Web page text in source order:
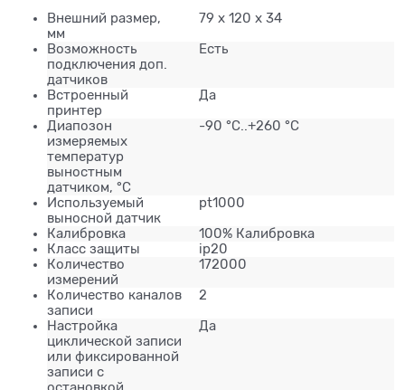
Внешний размер,
мм
79 x 120 x 34
Возможность
подключения доп.
датчиков
Есть
Встроенный
принтер
Да
Диапозон
измеряемых
температур
выностным
датчиком, °C
-90 °C..+260 °C
Используемый
выносной датчик
pt1000
Калибровка
100% Калибровка
Класс защиты
ip20
Количество
измерений
172000
Количество каналов
записи
2
Настройка
циклической записи
или фиксированной
записи с
Да